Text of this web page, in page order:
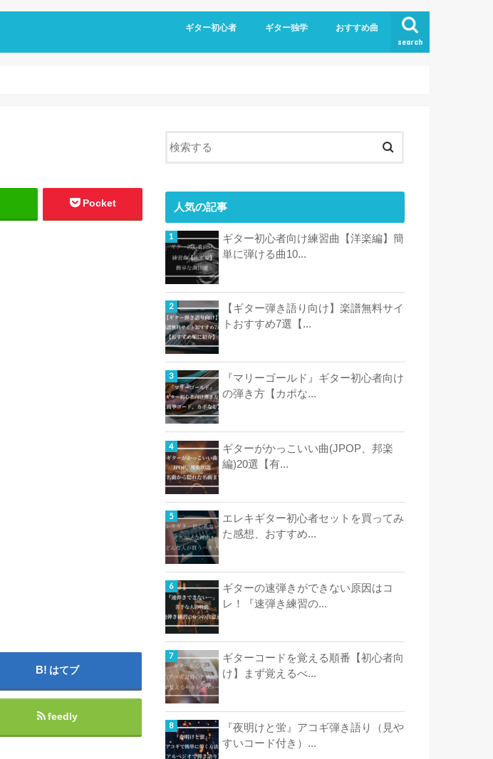
search
ギター初心者 ギター独学 おすすめ曲
Pocket
はてブ
feedly
人気の記事
ギター初心者向け練習曲【洋楽編】簡
単に弾ける曲10...
【ギター弾き語り向け】楽譜無料サイ
トおすすめ7選【...
『マリーゴールド』ギター初心者向け
の弾き方【カポな...
ギターがかっこいい曲(JPOP、邦楽
編)20選【有...
エレキギター初心者セットを買ってみ
た感想、おすすめ...
ギターの速弾きができない原因はコ
レ！『速弾き練習の...
ギターコードを覚える順番【初心者向
け】まず覚えるべ...
『夜明けと蛍』アコギ弾き語り（見や
すいコード付き）...